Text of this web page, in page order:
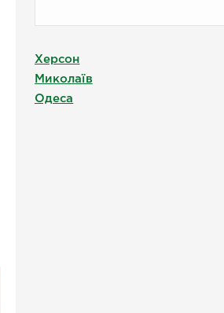
Херсон
Миколаїв
Одеса